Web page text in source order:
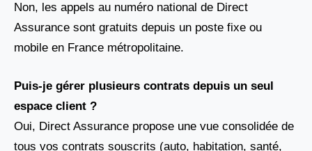
Non, les appels au numéro national de Direct
Assurance sont gratuits depuis un poste fixe ou
mobile en France métropolitaine.
Puis-je gérer plusieurs contrats depuis un seul
espace client ?
Oui, Direct Assurance propose une vue consolidée de
tous vos contrats souscrits (auto, habitation, santé,